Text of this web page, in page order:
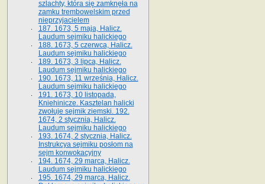
szlachty, która się zamknęła na
zamku trembowelskim przed
nieprzyjacielem
187. 1673, 5 maja, Halicz.
Laudum sejmiku halickiego
188. 1673, 5 czerwca, Halicz.
Laudum sejmiku halickiego
189. 1673, 3 lipca, Halicz.
Laudum sejmiku halickiego
190. 1673, 11 września, Halicz.
Laudum sejmiku halickiego
191. 1673, 10 listopada,
Kniehinicze. Kasztelan halicki
zwołuje sejmik ziemski. 192.
1674, 2 stycznia, Halicz.
Laudum sejmiku halickiego
193. 1674, 2 stycznia, Halicz.
Instrukcya sejmiku posłom na
sejm konwokacyjny
194. 1674, 29 marca, Halicz.
Laudum sejmiku halickiego
195. 1674, 29 marca, Halicz.